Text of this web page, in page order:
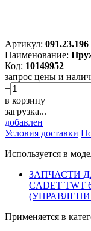
Артикул: 091.23.196
Наименование:
Код: 10149952
запрос цены и
−
в корзину
загрузка...
добавлен
Условия доставки
Используется в
ЗАПЧАСТИ
CADET TWT
Применяется в